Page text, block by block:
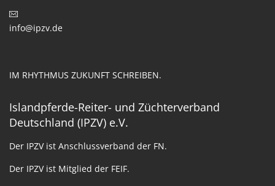
info@ipzv.de
IM RHYTHMUS ZUKUNFT SCHREIBEN.
Islandpferde-Reiter- und Züchterverband
Deutschland (IPZV) e.V.
Der IPZV ist Anschlussverband der FN.
Der IPZV ist Mitglied der FEIF.